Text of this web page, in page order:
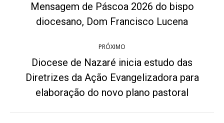
post:
Post
anterior:
Mensagem de Páscoa 2026 do bispo
diocesano, Dom Francisco Lucena
PRÓXIMO
Próximo
post:
Diocese de Nazaré inicia estudo das
Diretrizes da Ação Evangelizadora para
elaboração do novo plano pastoral